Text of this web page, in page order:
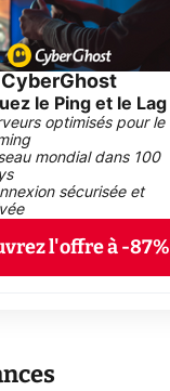
CyberGhost
le Ping et le Lag
optimisés pour le
mondial dans 100
sécurisée et
l'offre à -87%